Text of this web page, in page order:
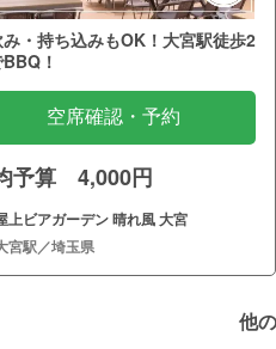
・持ち込みもOK！大宮駅徒歩2
！
空席確認・予約
予算 4,000円
上ビアガーデン 晴れ風 大宮
宮駅／埼玉県
他